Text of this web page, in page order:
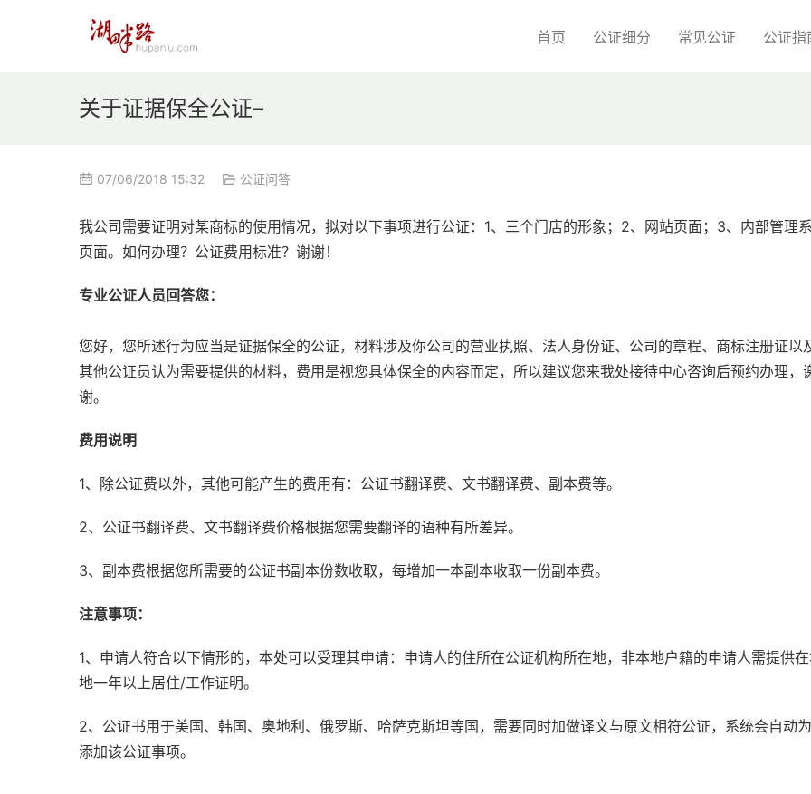
首页 公证细分 常见公证 公证指
关于证据保全公证–
07/06/2018 15:32 公证问答
我公司需要证明对某商标的使用情况，拟对以下事项进行公证：1、三个门店的形象；2、网站页面；3、内部管理
页面。如何办理？公证费用标准？谢谢！
专业公证人员回答您：
您好，您所述行为应当是证据保全的公证，材料涉及你公司的营业执照、法人身份证、公司的章程、商标注册证以
其他公证员认为需要提供的材料，费用是视您具体保全的内容而定，所以建议您来我处接待中心咨询后预约办理，
谢。
费用说明
1、除公证费以外，其他可能产生的费用有：公证书翻译费、文书翻译费、副本费等。
2、公证书翻译费、文书翻译费价格根据您需要翻译的语种有所差异。
3、副本费根据您所需要的公证书副本份数收取，每增加一本副本收取一份副本费。
注意事项：
1、申请人符合以下情形的，本处可以受理其申请：申请人的住所在公证机构所在地，非本地户籍的申请人需提供
地一年以上居住/工作证明。
2、公证书用于美国、韩国、奥地利、俄罗斯、哈萨克斯坦等国，需要同时加做译文与原文相符公证，系统会自动
添加该公证事项。